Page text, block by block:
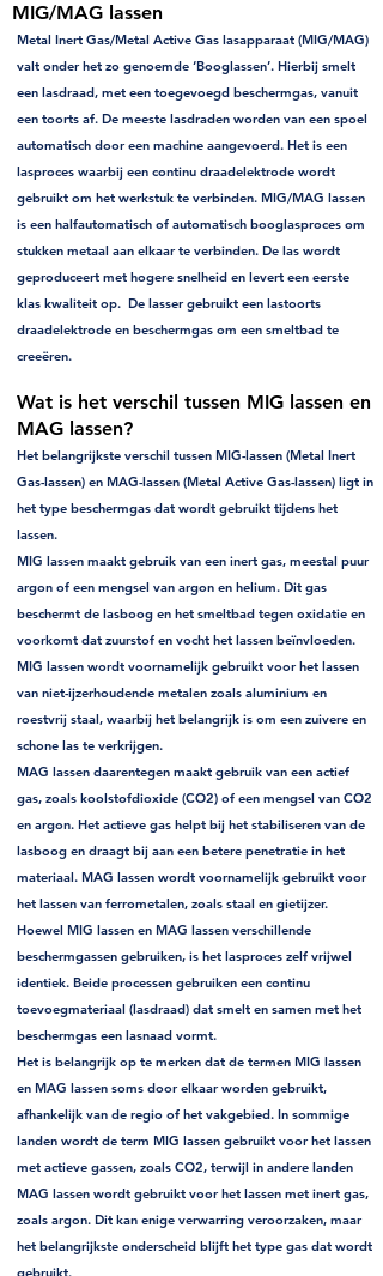
MIG/MAG lassen
Metal Inert Gas/Metal Active Gas lasapparaat (MIG/MAG)
valt onder het zo genoemde ‘Booglassen’. Hierbij smelt
een lasdraad, met een toegevoegd beschermgas, vanuit
een toorts af. De meeste lasdraden worden van een spoel
automatisch door een machine aangevoerd. Het is een
lasproces waarbij een continu draadelektrode wordt
gebruikt om het werkstuk te verbinden. MIG/MAG lassen
is een halfautomatisch of automatisch booglasproces om
stukken metaal aan elkaar te verbinden. De las wordt
geproduceert met hogere snelheid en levert een eerste
klas kwaliteit op. De lasser gebruikt een lastoorts
draadelektrode en beschermgas om een smeltbad te
creeëren.
Wat is het verschil tussen MIG lassen en
MAG lassen?
Het belangrijkste verschil tussen MIG-lassen (Metal Inert
Gas-lassen) en MAG-lassen (Metal Active Gas-lassen) ligt in
het type beschermgas dat wordt gebruikt tijdens het
lassen.
MIG lassen maakt gebruik van een inert gas, meestal puur
argon of een mengsel van argon en helium. Dit gas
beschermt de lasboog en het smeltbad tegen oxidatie en
voorkomt dat zuurstof en vocht het lassen beïnvloeden.
MIG lassen wordt voornamelijk gebruikt voor het lassen
van niet-ijzerhoudende metalen zoals aluminium en
roestvrij staal, waarbij het belangrijk is om een zuivere en
schone las te verkrijgen.
MAG lassen daarentegen maakt gebruik van een actief
gas, zoals koolstofdioxide (CO2) of een mengsel van CO2
en argon. Het actieve gas helpt bij het stabiliseren van de
lasboog en draagt bij aan een betere penetratie in het
materiaal. MAG lassen wordt voornamelijk gebruikt voor
het lassen van ferrometalen, zoals staal en gietijzer.
Hoewel MIG lassen en MAG lassen verschillende
beschermgassen gebruiken, is het lasproces zelf vrijwel
identiek. Beide processen gebruiken een continu
toevoegmateriaal (lasdraad) dat smelt en samen met het
beschermgas een lasnaad vormt.
Het is belangrijk op te merken dat de termen MIG lassen
en MAG lassen soms door elkaar worden gebruikt,
afhankelijk van de regio of het vakgebied. In sommige
landen wordt de term MIG lassen gebruikt voor het lassen
met actieve gassen, zoals CO2, terwijl in andere landen
MAG lassen wordt gebruikt voor het lassen met inert gas,
zoals argon. Dit kan enige verwarring veroorzaken, maar
het belangrijkste onderscheid blijft het type gas dat wordt
gebruikt.